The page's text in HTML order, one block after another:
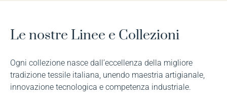
Le nostre Linee e Collezioni
Ogni collezione nasce dall’eccellenza della migliore
tradizione tessile italiana, unendo maestria artigianale,
innovazione tecnologica e competenza industriale.